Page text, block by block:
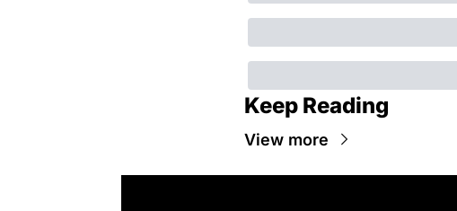
Keep Reading
View more